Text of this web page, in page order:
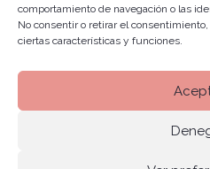
comportamiento de navegación o las
No consentir o retirar el
ciertas características y funciones.